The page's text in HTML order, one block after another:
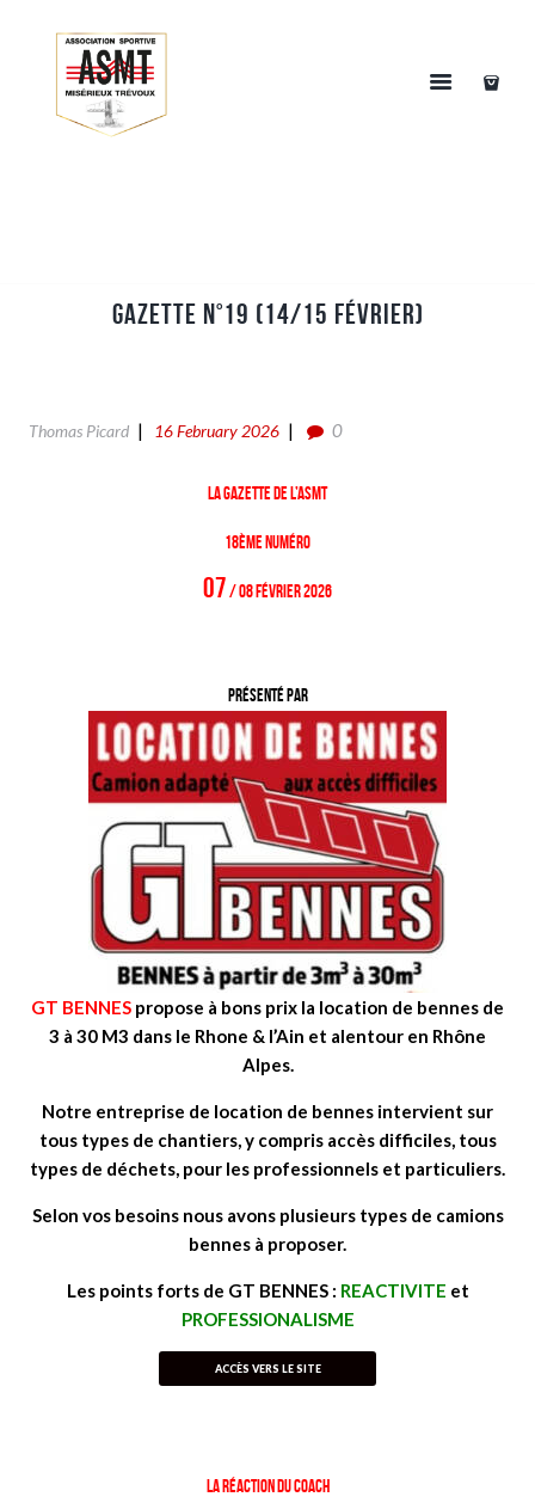
Gazette n°19 (14/15 Février)
Thomas Picard 16 February 2026 0
La gazette de l’ASMT
18ème numéro
07/ 08 Février2026
PRÉSENTÉ PAR
GT BENNES propose à bons prix la location de bennes de
3 à 30 M3 dans le Rhone & l’Ain et alentour en Rhône
Alpes.
Notre entreprise de location de bennes intervient sur
tous types de chantiers, y compris accès difficiles, tous
types de déchets, pour les professionnels et particuliers.
Selon vos besoins nous avons plusieurs types de camions
bennes à proposer.
Les points forts de GT BENNES : REACTIVITE et
PROFESSIONALISME
ACCÈS VERS LE SITE
La réaction du coach